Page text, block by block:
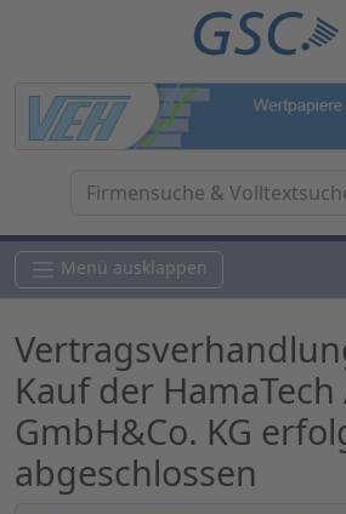
Menü ausklappen
Kauf der HamaTech
GmbH&Co. KG
abgeschlossen